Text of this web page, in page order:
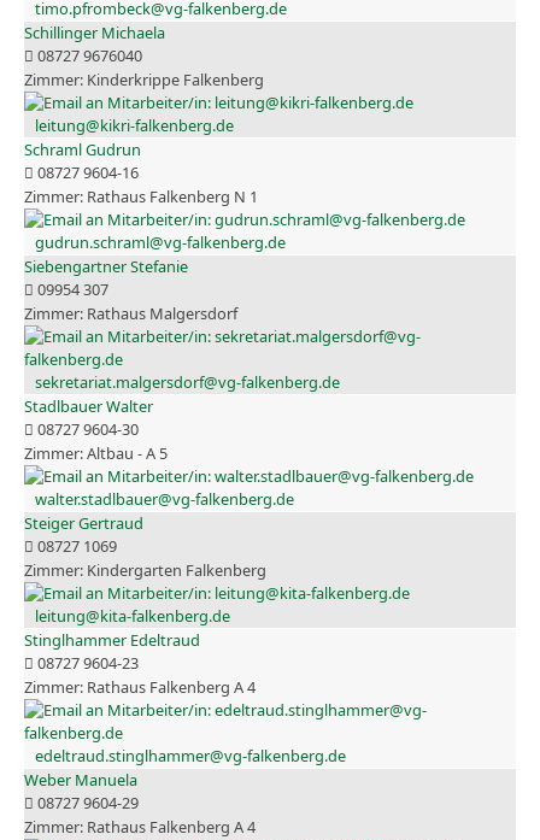
timo.pfrombeck@vg-falkenberg.de
Schillinger Michaela
08727 9676040
Kinderkrippe Falkenberg
leitung@kikri-falkenberg.de
Schraml Gudrun
08727 9604-16
Rathaus Falkenberg N 1
gudrun.schraml@vg-falkenberg.de
Siebengartner Stefanie
09954 307
Rathaus Malgersdorf
sekretariat.malgersdorf@vg-falkenberg.de
Stadlbauer Walter
08727 9604-30
Altbau - A 5
walter.stadlbauer@vg-falkenberg.de
Steiger Gertraud
08727 1069
Kindergarten Falkenberg
leitung@kita-falkenberg.de
Stinglhammer Edeltraud
08727 9604-23
Rathaus Falkenberg A 4
edeltraud.stinglhammer@vg-falkenberg.de
Weber Manuela
08727 9604-29
Rathaus Falkenberg A 4